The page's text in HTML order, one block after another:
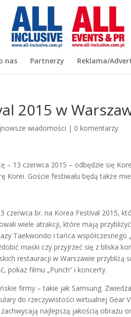
nas Partnerzy Reklama/
2015 w
wiadomości | 0 komentarzy
13 czerwca 2015 – odbędzie się
Korei. Goście festiwalu będą także
czerwca br. na Korea Festival 2015,
wiele atrakcji, które mają
Taekwondo i tańca współczesnego
maski czy przyjrzeć się z bliska
restauracji w Warszawie przybliżą
pokaz filmu „Punch” i koncerty.
firmy – takie jak Samsung.
do rzeczywistości wirtualnej Gear
najlepszą jakością obrazu